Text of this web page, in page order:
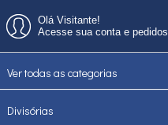
Olá Visitante!
Acesse sua conta e pedidos
Ver todas as categorias
Divisórias